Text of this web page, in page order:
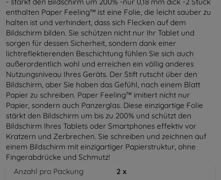
- stärkt den Bildschirm um 200% -nur 0,18 mm dick -2 Stück
enthalten Paper Feeling™ ist eine Folie, die leicht sauber zu
halten ist und verhindert, dass sich Flecken auf dem
Bildschirm bilden. Sie schützen nicht nur Ihr Tablet und
sorgen für dessen Sicherheit, sondern dank einer
lichtreflektierenden Beschichtung fühlen Sie sich auch
außerordentlich wohl und erreichen ein völlig anderes
Nutzungsniveau Ihres Geräts. Der Stift rutscht über den
Bildschirm, aber Sie haben das Gefühl, nach einem Blatt
Papier zu schreiben. Paper Feeling™ imitiert nicht nur
Papier, sondern auch Panzerglas. Diese einzigartige Folie
stärkt den Bildschirm um bis zu 200% und schützt den
Bildschirm Ihres Tablets oder Smartphones effektiv vor
Kratzern und Zerbrechen. Sie schreiben und zeichnen auf
einem Bildschirm mit einzigartiger Papierstruktur, ohne
Fingerabdrücke und Schmutz!
Anzahl pro Packung
2 x